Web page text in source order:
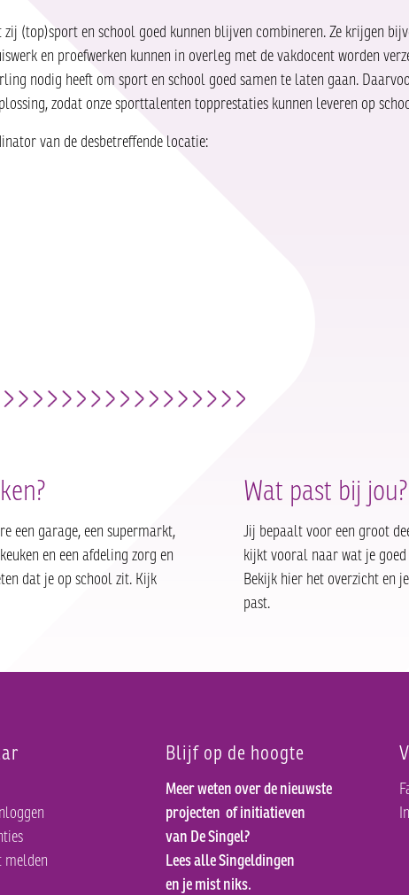
(top)sport en school goed kunnen blijven combineren. Ze krijgen
en proefwerken kunnen in overleg met de vakdocent worden
nodig heeft om sport en school goed samen te laten gaan.
zodat onze sporttalenten topprestaties kunnen leveren op
van de desbetreffende locatie:
een garage, een supermarkt,
en een afdeling zorg en
dat je op school zit. Kijk
Wat past bij jou?
Jij bepaalt voor een groot
kijkt vooral naar wat je
Bekijk hier het overzicht en
past.
Blijf op de hoogte
Meer weten over de nieuwste
projectenof initiatieven
van De Singel?
Lees alle Singeldingen
en je mist niks.